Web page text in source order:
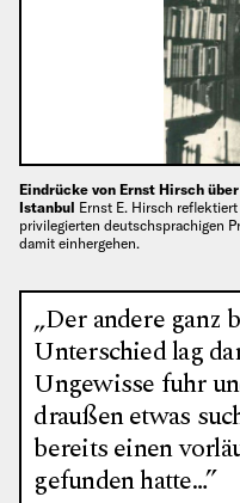
Eindrücke von Ernst Hirsch
Istanbul Ernst E. Hirsch
privilegierten deutschsprachigen
damit einhergehen.
„Der andere ganz
Unterschied lag
Ungewisse fuhr
draußen etwas
bereits einen
gefunden hatte…”